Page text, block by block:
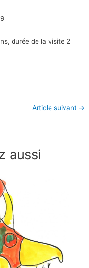
durée de la visite 2
Article suivant →
aussi